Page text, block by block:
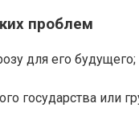
проблем
для его
государства или